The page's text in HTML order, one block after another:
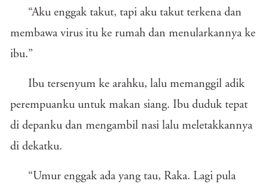
“Aku enggak takut, tapi aku takut terkena dan
membawa virus itu ke rumah dan menularkannya ke
ibu.”
Ibu tersenyum ke arahku, lalu memanggil adik
perempuanku untuk makan siang. Ibu duduk tepat
di depanku dan mengambil nasi lalu meletakkannya
di dekatku.
“Umur enggak ada yang tau, Raka. Lagi pula